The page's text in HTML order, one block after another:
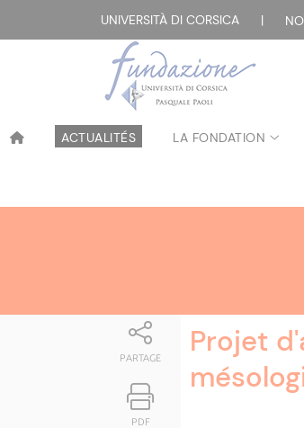
UNIVERSITÀ DI CORSICA |
ACTUALITÉS LA FONDATION
PARTAGE
PDF
Projet